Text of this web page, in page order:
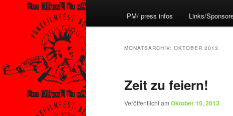
PM/ press infos Links/
MONATSARCHIV: OKTOBER 2013
Zeit zu feiern!
Veröffentlicht am Oktober 15, 2013